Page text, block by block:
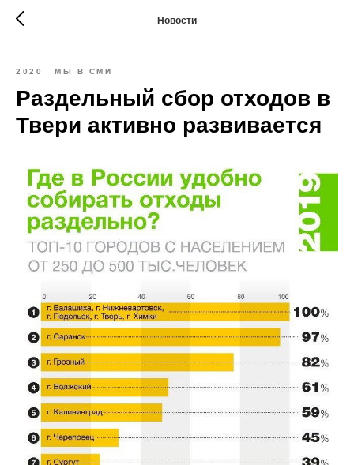
Новости
2020 МЫ В СМИ
Раздельный сбор отходов в
Твери активно развивается